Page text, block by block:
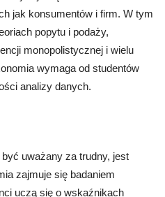
jak konsumentów i firm. W tym
popytu i podaży,
monopolistycznej i wielu
wymaga od studentów
analizy danych.
uważany za trudny, jest
zajmuje się badaniem
uczą się o wskaźnikach